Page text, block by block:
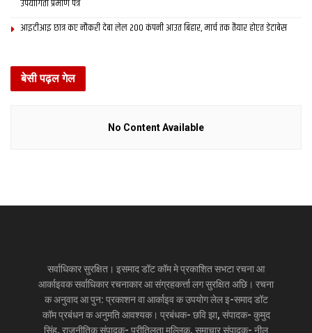
उपयोगिता प्रमाण पत्र
आइटीआइ छात्र कए नौकरी देबा लेल 200 कंपनी आउत बिहार, मार्च तक तैयार होएत डेटाबेस
बेसी पढ़ल गेल
No Content Available
सर्वाधिकार सुरक्षित। इसमाद डॉट कॉम मे प्रकाशित सभटा रचना आ
आर्काइवक सर्वाधिकार रचनाकार आ संग्रहकर्त्ता लग सुरक्षित अछि। रचना
क अनुवाद आ पुन: प्रकाशन वा आर्काइव क उपयोग लेल इ-समाद डॉट
कॉम प्रबंधन क अनुमति आवश्यक। प्रबंधक- छवि झा, संपादक- कुमुद
सिंह, राजनीतिक संपादक- प्रीतिलता मल्लिक, समाचार संपादक- नीलू